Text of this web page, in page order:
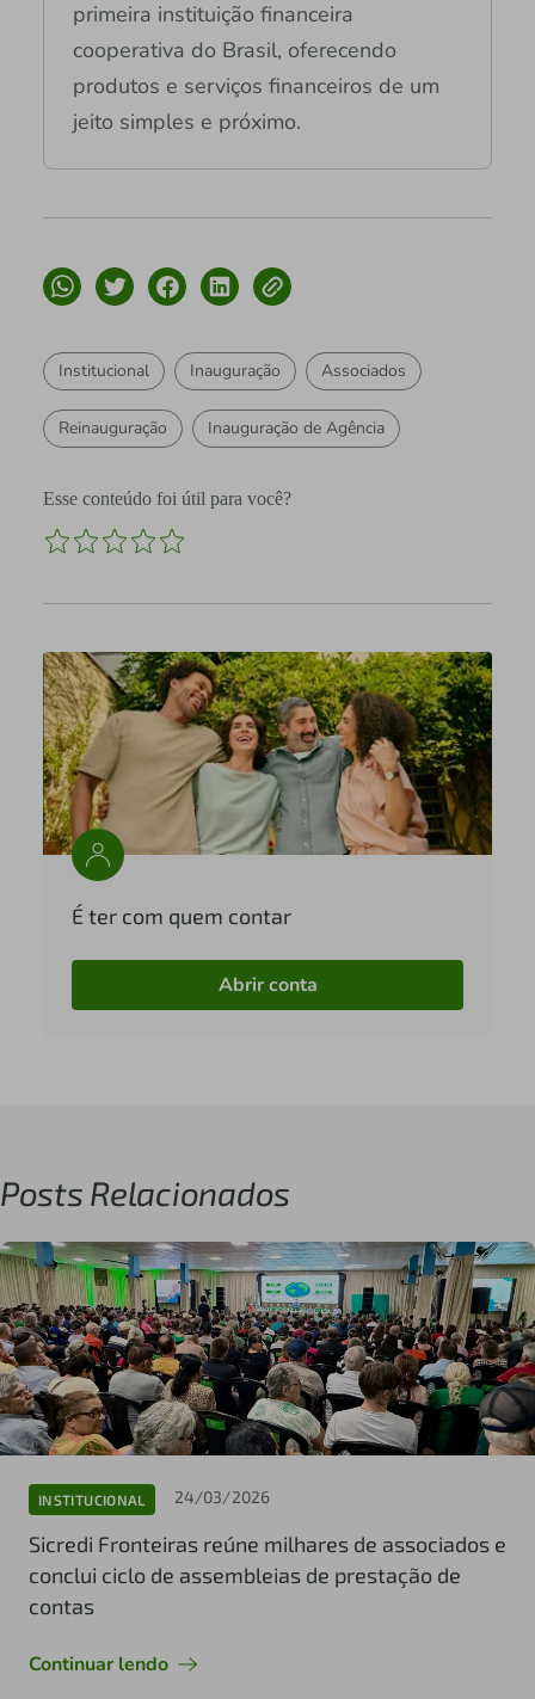
primeira instituição financeira
cooperativa do Brasil, oferecendo
produtos e serviços financeiros de um
jeito simples e próximo.
Institucional Inauguração Associados
Reinauguração Inauguração de Agência
Esse conteúdo foi útil para você?
É ter com quem contar
Abrir conta
Posts Relacionados
INSTITUCIONAL 24/03/2026
Sicredi Fronteiras reúne milhares de associados e
conclui ciclo de assembleias de prestação de
contas
Continuar lendo